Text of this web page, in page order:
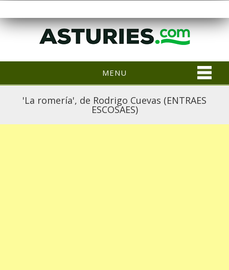
MENU
'La romería', de Rodrigo Cuevas (ENTRAES
ESCOSAES)